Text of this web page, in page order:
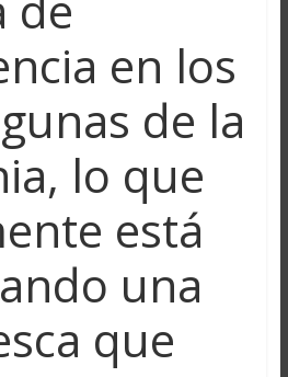
en los
de la
lo que
está
una
que